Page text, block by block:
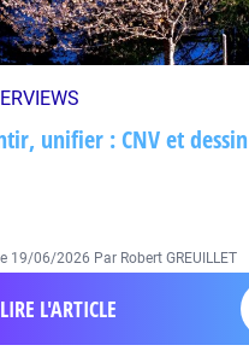
unifier : CNV et dessin
19/06/2026 Par Robert GREUILLET
LIRE L'ARTICLE